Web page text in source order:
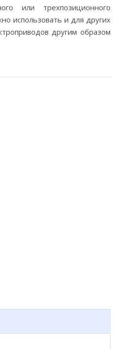
или трехпозиционного
использовать и для других
другим образом